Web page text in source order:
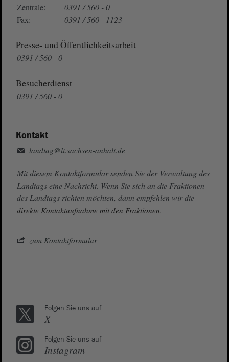
Zentrale:
0391 / 560 - 0
Fax:
0391 / 560 - 1123
Presse- und Öffentlichkeitsarbeit
0391 / 560 - 0
Besucherdienst
0391 / 560 - 0
Kontakt
landtag@lt.sachsen-anhalt.de
Mit diesem Kontaktformular senden Sie der Verwaltung des
Landtags eine Nachricht. Wenn Sie sich an die Fraktionen
des Landtags richten möchten, dann empfehlen wir die
direkte Kontaktaufnahme mit den Fraktionen.
zum Kontaktformular
Folgen Sie uns auf
X
Folgen Sie uns auf
Instagram